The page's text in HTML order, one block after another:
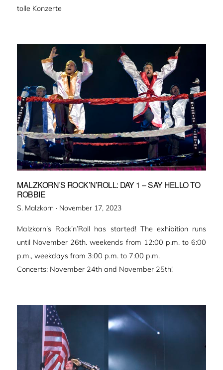
tolle Konzerte
MALZKORN’S ROCK’N’ROLL: DAY 1 – SAY HELLO TO
ROBBIE
S. Malzkorn · Veröffentlicht
November 17, 2023
Malzkorn’s Rock’n’Roll has started! The exhibition runs
until November 26th. weekends from 12:00 p.m. to 6:00
p.m., weekdays from 3:00 p.m. to 7:00 p.m.
Concerts: November 24th and November 25th!